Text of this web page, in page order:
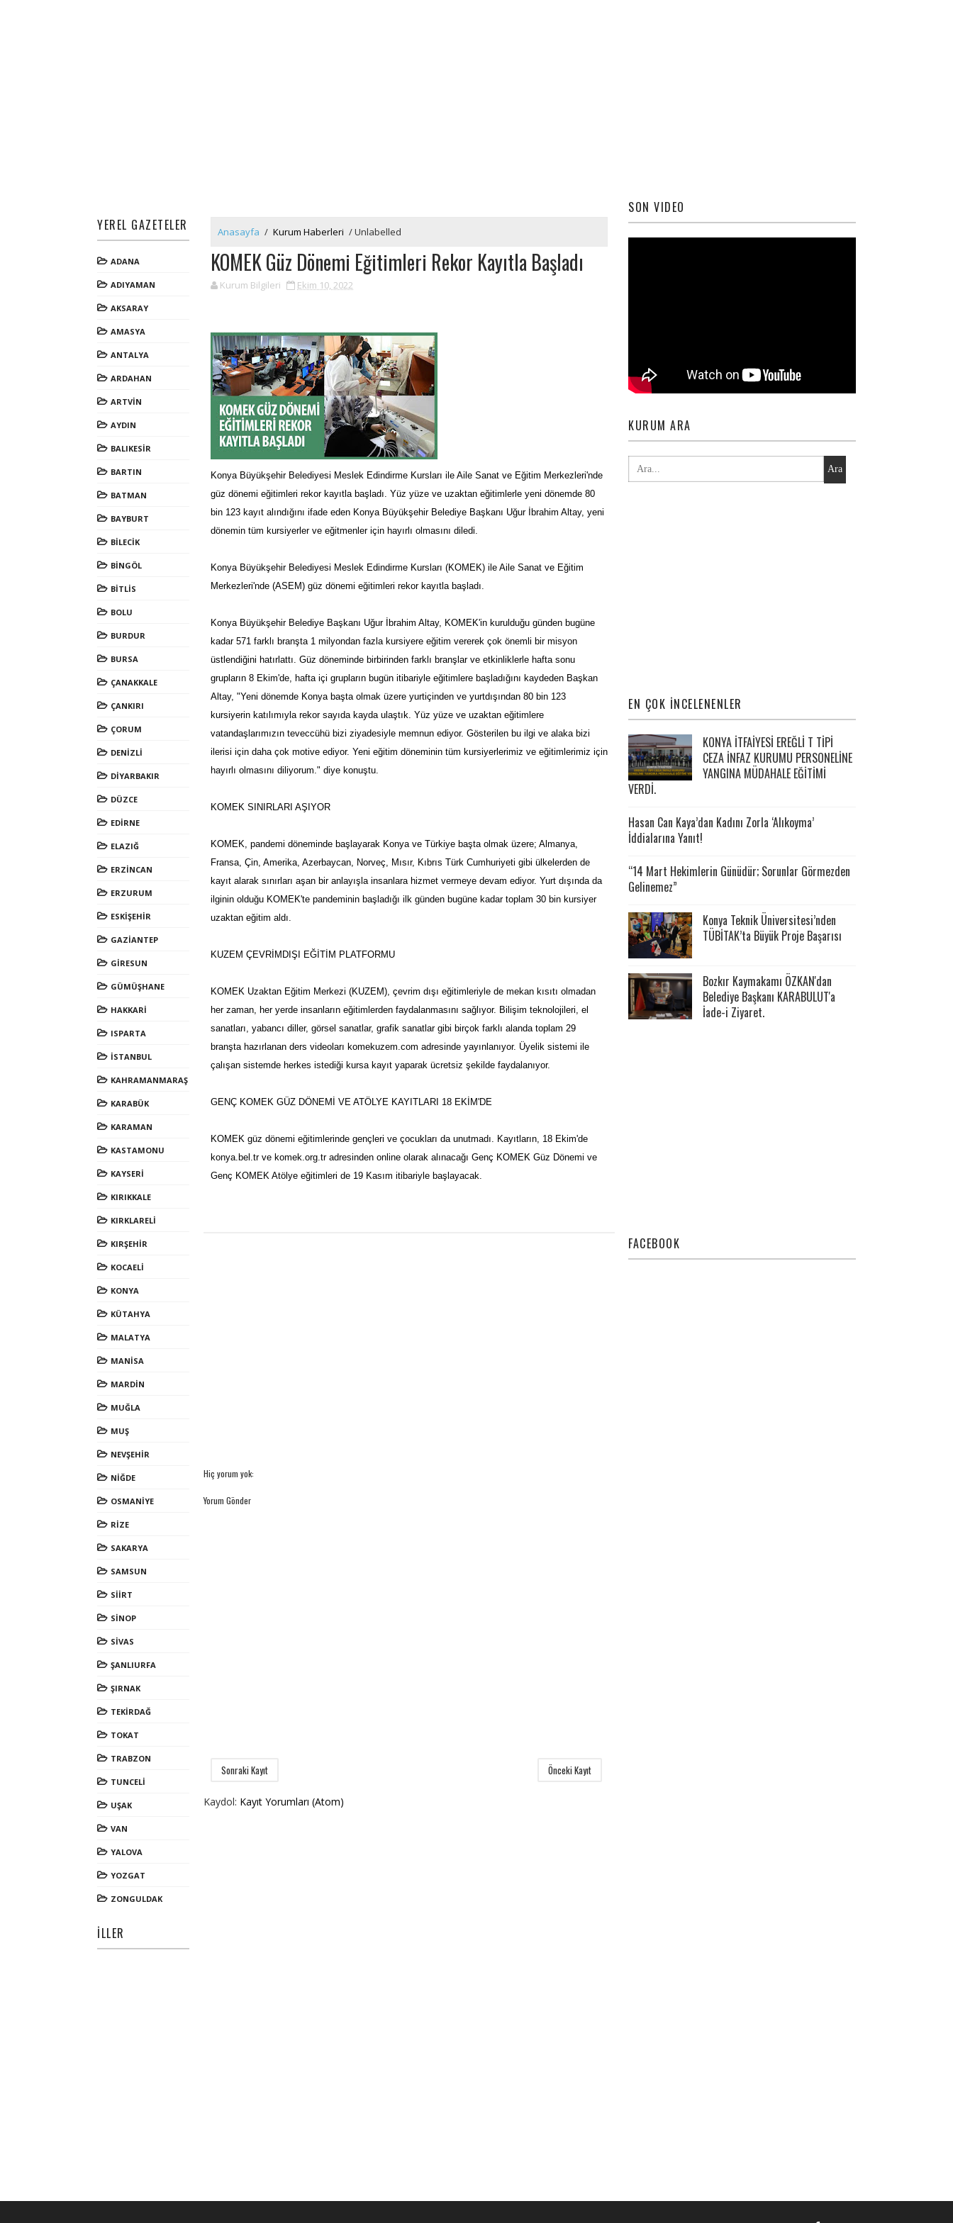
YEREL GAZETELER
ADANA
ADIYAMAN
AKSARAY
AMASYA
ANTALYA
ARDAHAN
ARTVİN
AYDIN
BALIKESİR
BARTIN
BATMAN
BAYBURT
BİLECİK
BİNGÖL
BİTLİS
BOLU
BURDUR
BURSA
ÇANAKKALE
ÇANKIRI
ÇORUM
DENİZLİ
DİYARBAKIR
DÜZCE
EDİRNE
ELAZIĞ
ERZİNCAN
ERZURUM
ESKİŞEHİR
GAZİANTEP
GİRESUN
GÜMÜŞHANE
HAKKARİ
ISPARTA
İSTANBUL
KAHRAMANMARAŞ
KARABÜK
KARAMAN
KASTAMONU
KAYSERİ
KIRIKKALE
KIRKLARELİ
KIRŞEHİR
KOCAELİ
KONYA
KÜTAHYA
MALATYA
MANİSA
MARDİN
MUĞLA
MUŞ
NEVŞEHİR
NİĞDE
OSMANİYE
RİZE
SAKARYA
SAMSUN
SİİRT
SİNOP
SİVAS
ŞANLIURFA
ŞIRNAK
TEKİRDAĞ
TOKAT
TRABZON
TUNCELİ
UŞAK
VAN
YALOVA
YOZGAT
ZONGULDAK
İLLER
Anasayfa / Kurum Haberleri /Unlabelled
KOMEK Güz Dönemi Eğitimleri Rekor Kayıtla Başladı
Kurum Bilgileri Ekim 10, 2022
Konya Büyükşehir Belediyesi Meslek Edindirme Kursları ile Aile Sanat ve Eğitim Merkezleri'nde
güz dönemi eğitimleri rekor kayıtla başladı. Yüz yüze ve uzaktan eğitimlerle yeni dönemde 80
bin 123 kayıt alındığını ifade eden Konya Büyükşehir Belediye Başkanı Uğur İbrahim Altay, yeni
dönemin tüm kursiyerler ve eğitmenler için hayırlı olmasını diledi.
Konya Büyükşehir Belediyesi Meslek Edindirme Kursları (KOMEK) ile Aile Sanat ve Eğitim
Merkezleri'nde (ASEM) güz dönemi eğitimleri rekor kayıtla başladı.
Konya Büyükşehir Belediye Başkanı Uğur İbrahim Altay, KOMEK'in kurulduğu günden bugüne
kadar 571 farklı branşta 1 milyondan fazla kursiyere eğitim vererek çok önemli bir misyon
üstlendiğini hatırlattı. Güz döneminde birbirinden farklı branşlar ve etkinliklerle hafta sonu
grupların 8 Ekim'de, hafta içi grupların bugün itibariyle eğitimlere başladığını kaydeden Başkan
Altay, "Yeni dönemde Konya başta olmak üzere yurtiçinden ve yurtdışından 80 bin 123
kursiyerin katılımıyla rekor sayıda kayda ulaştık. Yüz yüze ve uzaktan eğitimlere
vatandaşlarımızın teveccühü bizi ziyadesiyle memnun ediyor. Gösterilen bu ilgi ve alaka bizi
ilerisi için daha çok motive ediyor. Yeni eğitim döneminin tüm kursiyerlerimiz ve eğitimlerimiz için
hayırlı olmasını diliyorum." diye konuştu.
KOMEK SINIRLARI AŞIYOR
KOMEK, pandemi döneminde başlayarak Konya ve Türkiye başta olmak üzere; Almanya,
Fransa, Çin, Amerika, Azerbaycan, Norveç, Mısır, Kıbrıs Türk Cumhuriyeti gibi ülkelerden de
kayıt alarak sınırları aşan bir anlayışla insanlara hizmet vermeye devam ediyor. Yurt dışında da
ilginin olduğu KOMEK'te pandeminin başladığı ilk günden bugüne kadar toplam 30 bin kursiyer
uzaktan eğitim aldı.
KUZEM ÇEVRİMDIŞI EĞİTİM PLATFORMU
KOMEK Uzaktan Eğitim Merkezi (KUZEM), çevrim dışı eğitimleriyle de mekan kısıtı olmadan
her zaman, her yerde insanların eğitimlerden faydalanmasını sağlıyor. Bilişim teknolojileri, el
sanatları, yabancı diller, görsel sanatlar, grafik sanatlar gibi birçok farklı alanda toplam 29
branşta hazırlanan ders videoları komekuzem.com adresinde yayınlanıyor. Üyelik sistemi ile
çalışan sistemde herkes istediği kursa kayıt yaparak ücretsiz şekilde faydalanıyor.
GENÇ KOMEK GÜZ DÖNEMİ VE ATÖLYE KAYITLARI 18 EKİM'DE
KOMEK güz dönemi eğitimlerinde gençleri ve çocukları da unutmadı. Kayıtların, 18 Ekim'de
konya.bel.trve komek.org.tradresinden online olarak alınacağı Genç KOMEK Güz Dönemi ve
Genç KOMEK Atölye eğitimleri de 19 Kasım itibariyle başlayacak.
Hiç yorum yok:
Yorum Gönder
Sonraki Kayıt Önceki Kayıt
Kaydol: Kayıt Yorumları (Atom)
SON VIDEO
KURUM ARA
Ara
EN ÇOK İNCELENENLER
KONYA İTFAİYESİ EREĞLİ T TİPİ
CEZA İNFAZ KURUMU PERSONELİNE
YANGINA MÜDAHALE EĞİTİMİ
VERDİ.
Hasan Can Kaya’dan Kadını Zorla ‘Alıkoyma’
İddialarına Yanıt!
“14 Mart Hekimlerin Günüdür; Sorunlar Görmezden
Gelinemez”
Konya Teknik Üniversitesi’nden
TÜBİTAK’ta Büyük Proje Başarısı
Bozkır Kaymakamı ÖZKAN'dan
Belediye Başkanı KARABULUT'a
İade-i Ziyaret.
FACEBOOK